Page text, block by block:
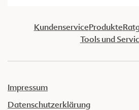
KundenserviceProdukte
Tools und
Impressum
Datenschutzerklärung